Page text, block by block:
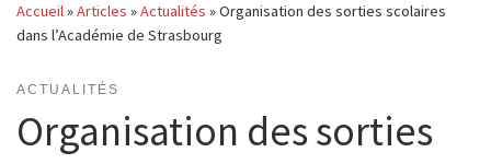
Accueil»Articles »Actualités »Organisation des sorties scolaires
dans l’Académie de Strasbourg
ACTUALITÉS
Organisation des sorties